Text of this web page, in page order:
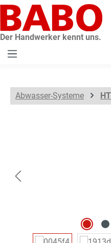
springen
Der Handwerker kennt uns.
Abwasser-Systeme